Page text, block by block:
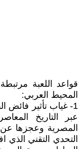
قواعد اللعبة
المحيط العربي:
1- غياب تأثير فائض
عبر التاريخ
المصرية وعجزها عن